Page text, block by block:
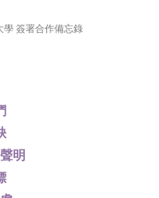
明
簽署合作備忘錄